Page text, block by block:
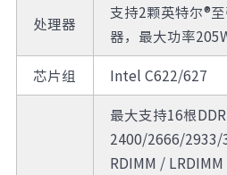
处理器
支持2颗英特尔®
器，最大功率
芯片组
Intel C622/627
最大支持16根
2400/2666/2933/
RDIMM /